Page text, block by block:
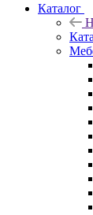
Каталог